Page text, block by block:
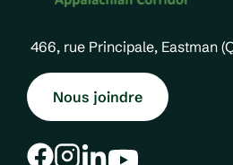
466, rue Principale, Eastman
Nous joindre